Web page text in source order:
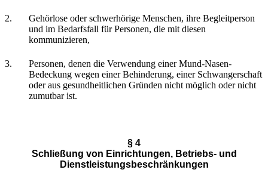
2.
Gehörlose oder schwerhörige Menschen, ihre Begleitperson
und im Bedarfsfall für Personen, die mit diesen
kommunizieren,
3.
Personen, denen die Verwendung einer Mund-Nasen-
Bedeckung wegen einer Behinderung, einer Schwangerschaft
oder aus gesundheitlichen Gründen nicht möglich oder nicht
zumutbar ist.
§ 4
Schließung von Einrichtungen, Betriebs- und
Dienstleistungsbeschränkungen